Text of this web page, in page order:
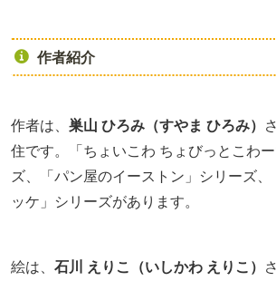
作者紹介
作者は、 巣山 ひろみ（すやま ひろみ）
住です。「ちょいこわ ちょびっとこわ
ズ、「パン屋のイーストン」シリーズ
ッケ」シリーズがあります。
絵は、 石川 えりこ（いしかわ えりこ）